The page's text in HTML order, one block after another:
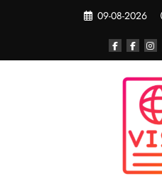
09-08-2026